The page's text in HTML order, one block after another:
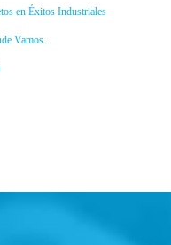
en Éxitos Industriales
Vamos.